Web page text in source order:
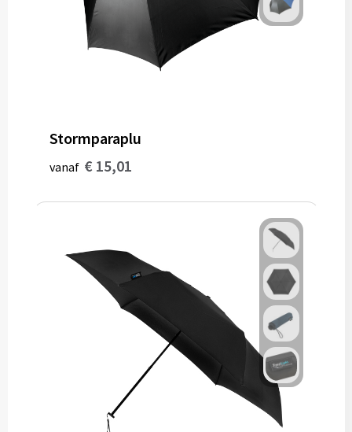
Stormparaplu
vanaf € 15,01